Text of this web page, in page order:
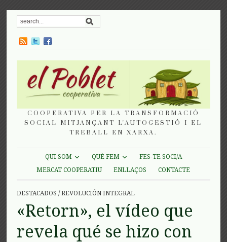
COOPERATIVA PER LA TRANSFORMACIÓ
SOCIAL MITJANÇANT L'AUTOGESTIÓ I EL
TREBALL EN XARXA.
QUI SOM QUÈ FEM
FES-TE SOCI/A
MERCAT COOPERATIU
ENLLAÇOS CONTACTE
DESTACADOS /REVOLUCIÓN INTEGRAL
«Retorn», el vídeo que
revela qué se hizo con